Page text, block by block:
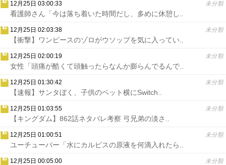
12月25日 03:00:33 未分類
看護師さん「今は落ち着いた時間だし、多めに休憩し..
12月25日 02:03:38 未分類
【衝撃】ワンピースのゾロがウソップを気に入ってい..
12月25日 02:00:19 未分類
女性「頭痛が酷くて頭触ったらなんか膨らんでるんで..
12月25日 01:30:42 未分類
【速報】サンタぼく、子供のベット横にSwitch..
12月25日 01:03:55 未分類
【キングダム】862話ネタバレ考察 弓兄弟の淡さ..
12月25日 01:00:51 未分類
ユーチューバー「水にカルピスの原液を何滴入れたら..
12月25日 00:05:00 未分類